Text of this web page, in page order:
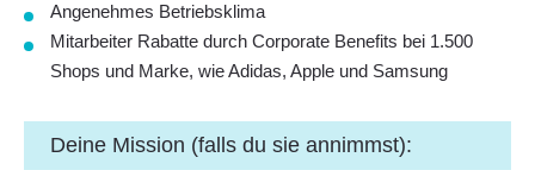
Angenehmes Betriebsklima
Mitarbeiter Rabatte durch Corporate Benefits bei 1.500
Shops und Marke, wie Adidas, Apple und Samsung
Deine Mission (falls du sie annimmst):